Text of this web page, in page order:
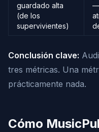
guardado alta
(de los
supervivientes)
—
Conclusión clave:
tres métricas. Una
prácticamente nada.
Cómo